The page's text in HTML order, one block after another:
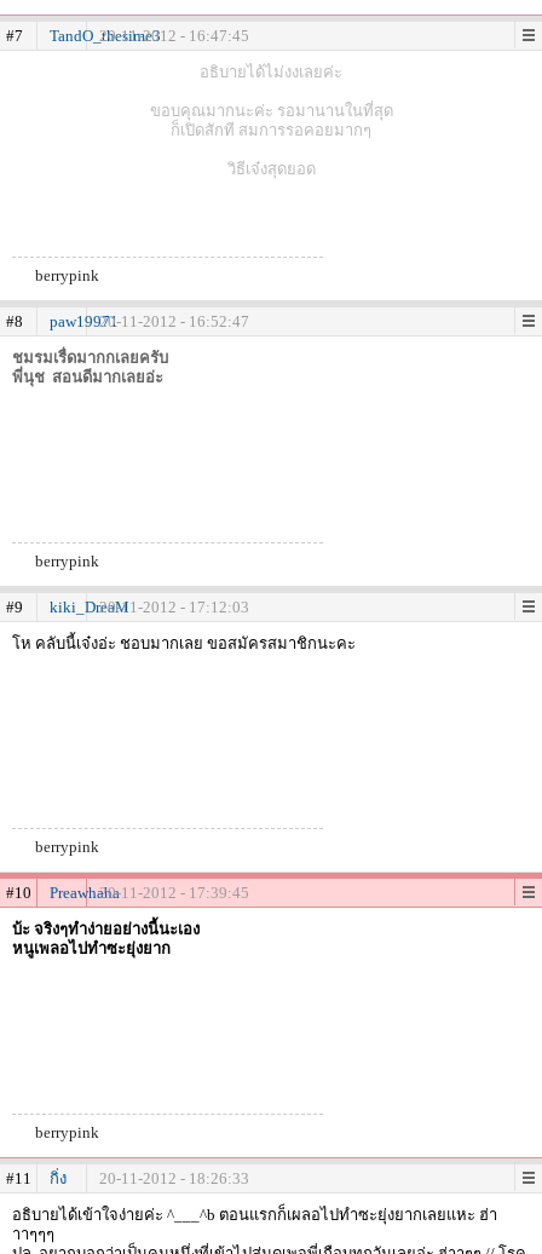
#7 TandO_thesime3
20-11-2012 - 16:47:45
อธิบายได้ไม่งงเลยค่ะ
ขอบคุณมากนะค่ะ รอมานานในที่สุด
ก็เปิดสักที สมการรอคอยมากๆ
วิธีเจ๋งสุดยอด
berrypink
#8 paw1997120-11-2012 - 16:52:47
ชมรมเรื่ดมากกเลยครับ
พี่นุช สอนดีมากเลยอ่ะ
berrypink
#9 kiki_DreaM20-11-2012 - 17:12:03
โห คลับนี้เจ๋งอ่ะ ชอบมากเลย ขอสมัครสมาชิกนะคะ
berrypink
#10 Preawhaha20-11-2012 - 17:39:45
บ้ะ จริงๆทำง่ายอย่างนี้นะเอง
หนูเพลอไปทำซะยุ่งยาก
berrypink
#11 กิ่ง
20-11-2012 - 18:26:33
อธิบายได้เข้าใจง่ายค่ะ ^___^b ตอนแรกก็เผลอไปทำซะยุ่งยากเลยแหะ ฮ่า
าาๆๆๆ